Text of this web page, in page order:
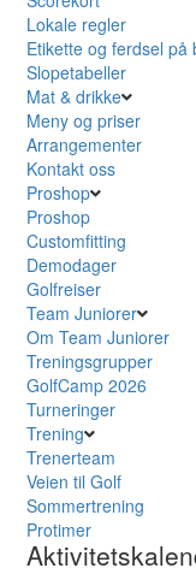
Lokale regler
Etikette og ferdsel på
Slopetabeller
Mat & drikke
Meny og priser
Arrangementer
Kontakt oss
Proshop
Proshop
Customfitting
Demodager
Golfreiser
Team Juniorer
Om Team Juniorer
Treningsgrupper
GolfCamp 2026
Turneringer
Trening
Trenerteam
Veien til Golf
Sommertrening
Protimer